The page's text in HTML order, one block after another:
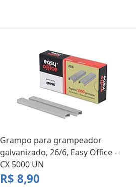
Grampo para grampeador
galvanizado, 26/6, Easy Office -
CX 5000 UN
R$ 8,90